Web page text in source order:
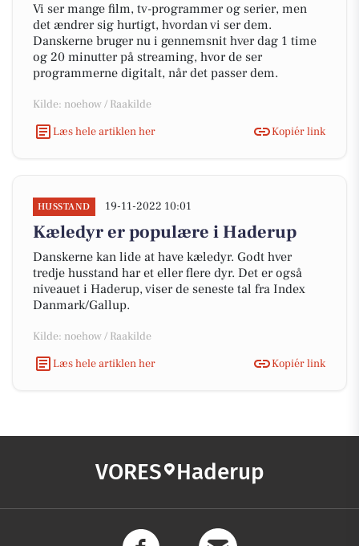
Vi ser mange film, tv-programmer og serier, men
det ændrer sig hurtigt, hvordan vi ser dem.
Danskerne bruger nu i gennemsnit hver dag 1 time
og 20 minutter på streaming, hvor de ser
programmerne digitalt, når det passer dem.
Kilde: noehow / Raakilde
Læs hele artiklen her
Kopiér link
HUSSTAND 19-11-2022 10:01
Kæledyr er populære i Haderup
Danskerne kan lide at have kæledyr. Godt hver
tredje husstand har et eller flere dyr. Det er også
niveauet i Haderup, viser de seneste tal fra Index
Danmark/Gallup.
Kilde: noehow / Raakilde
Læs hele artiklen her
Kopiér link
VORES Haderup